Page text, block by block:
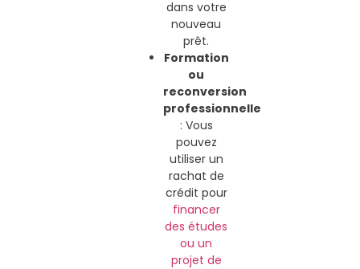
dans votre
nouveau
prêt.
Formation
ou
reconversion
professionnelle
: Vous
pouvez
utiliser un
rachat de
crédit pour
financer
des études
ou un
projet de